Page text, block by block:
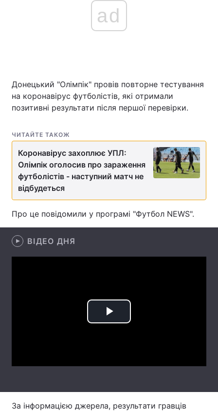
Головна Війна
Економіка Світ
Спорт
Техно і зв'язок
Зброя Інциденти
Здоров'я
Цікавинки Погода
Контакти
ad
Донецький "Олімпік" провів повторне тестування
на коронавірус футболістів, які отримали
позитивні результати після першої перевірки.
ЧИТАЙТЕ ТАКОЖ
Коронавірус захоплює УПЛ:
Олімпік оголосив про зараження
футболістів - наступний матч не
відбудеться
Про це повідомили у програмі "Футбол NEWS".
ВІДЕО ДНЯ
Play
За інформацією джерела, результати гравців